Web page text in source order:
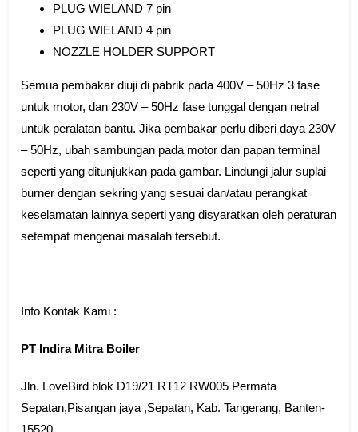
PLUG WIELAND 7 pin
PLUG WIELAND 4 pin
NOZZLE HOLDER SUPPORT
Semua pembakar diuji di pabrik pada 400V – 50Hz 3 fase
untuk motor, dan 230V – 50Hz fase tunggal dengan netral
untuk peralatan bantu. Jika pembakar perlu diberi daya 230V
– 50Hz, ubah sambungan pada motor dan papan terminal
seperti yang ditunjukkan pada gambar. Lindungi jalur suplai
burner dengan sekring yang sesuai dan/atau perangkat
keselamatan lainnya seperti yang disyaratkan oleh peraturan
setempat mengenai masalah tersebut.
Info Kontak Kami :
PT Indira Mitra Boiler
Jln. LoveBird blok D19/21 RT12 RW005 Permata
Sepatan,Pisangan jaya ,Sepatan, Kab. Tangerang, Banten-
15520